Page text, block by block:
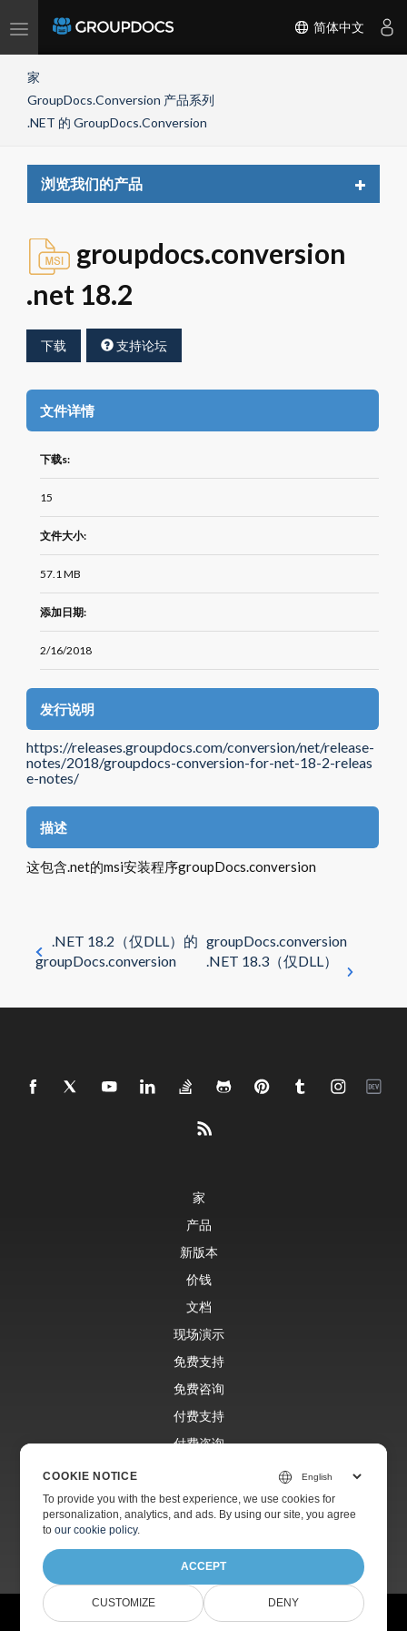
Toggle
简体中文
家
GroupDocs.Conversion 产品系列
.NET 的 GroupDocs.Conversion
浏览我们的产品
Toggle
groupdocs.conversion
.net 18.2
下载 支持论坛
文件详情
下载s:
15
文件大小:
57.1 MB
添加日期:
2/16/2018
发行说明
https://releases.groupdocs.com/conversion/net/release-
notes/2018/groupdocs-conversion-for-net-18-2-releas
e-notes/
描述
这包含.net的msi安装程序groupDocs.conversion
.NET 18.2（仅DLL）的
groupDocs.conversion
groupDocs.conversion
.NET 18.3（仅DLL）
家
产品
新版本
价钱
文档
现场演示
免费支持
免费咨询
付费支持
付费咨询
网站
© Aspose Pty Ltd 2001-2026.版权所有。
COOKIE NOTICE
To provide you with the best experience, we use cookies for
personalization, analytics, and ads. By using our site, you agree
toour cookie policy.
ACCEPT
CUSTOMIZE DENY